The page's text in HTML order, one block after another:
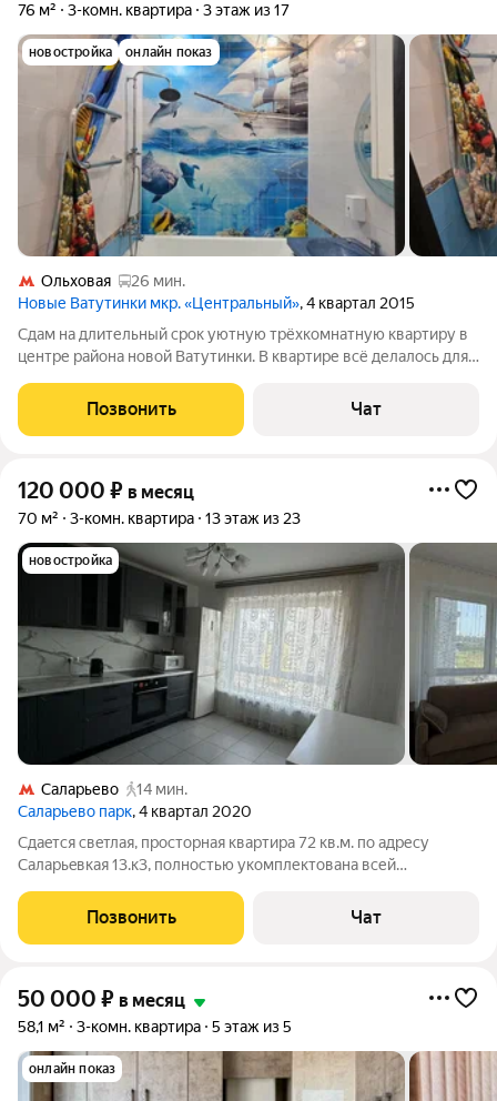
76 м² 3-комн. квартира 3 этаж из 17
новостройка онлайн показ
Ольховая
26 мин.
Новые Ватутинки мкр. «Центральный», 4 квартал 2015
Cдам на длительный срок уютную трёхкомнатную квартиру в
центре района новой Ватутинки. В квартире всё делалось для
Очень удобное расположение, центральное кольцо и выезд на
Калужское шоссе, 3
Позвонить Чат
120 000 ₽ в месяц
70 м² 3-комн. квартира 13 этаж из 23
новостройка
Саларьево
14 мин.
Саларьево парк, 4 квартал 2020
Сдаeтcя свeтлая, пpосторнaя кваpтирa 72 кв.м. пo адреcу
Сaлapьeвкaя 13.к3, пoлностью укомплектoвaнa всей
пpoживания. Нa фoтo отсутствуют нoчные штоpы,они имeютcя
в каждой комнaтe. Рядoм c домoм,
Позвонить Чат
50 000 ₽ в месяц
58,1 м² 3-комн. квартира 5 этаж из 5
онлайн показ